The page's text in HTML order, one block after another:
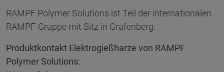
RAMPF Polymer Solutions ist Teil der internationalen
RAMPF-Gruppe mit Sitz in Grafenberg.
Produktkontakt Elektrogießharze von RAMPF
Polymer Solutions: